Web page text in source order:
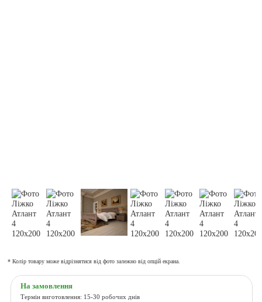
* Колір товару може відрізнятися від фото залежно від опцій екрана.
На замовлення
Термін виготовлення: 15-30 робочих днів